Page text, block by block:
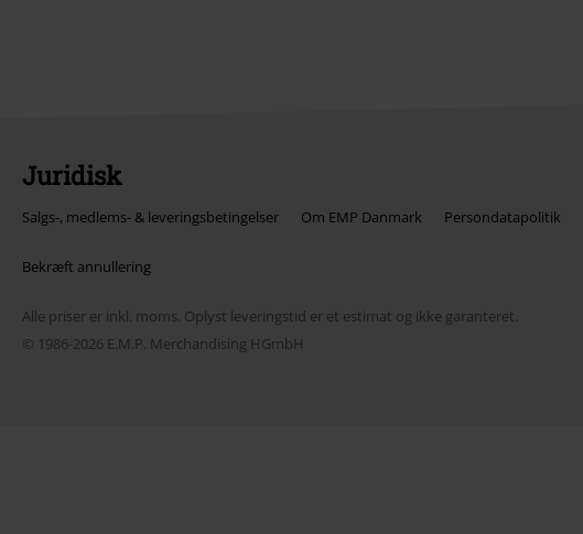
Juridisk
Salgs-, medlems- & leveringsbetingelser Om EMP Danmark Persondatapolitik
Bekræft annullering
Alle priser er inkl. moms. Oplyst leveringstid er et estimat og ikke garanteret.
© 1986-2026 E.M.P. Merchandising HGmbH